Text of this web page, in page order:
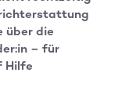
über die
– für
Hilfe